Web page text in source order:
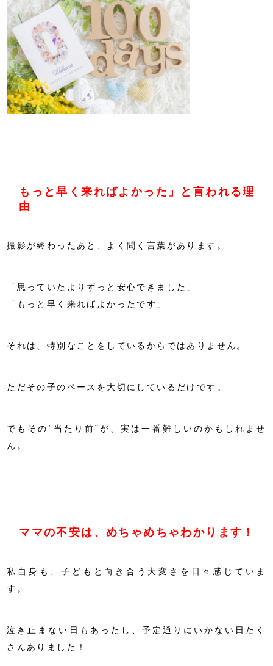
もっと早く来ればよかった」と言われる理
由
撮影が終わったあと、よく聞く言葉があります。
「思っていたよりずっと安心できました」
「もっと早く来ればよかったです」
それは、特別なことをしているからではありません。
ただその子のペースを大切にしているだけです。
でもその“当たり前”が、実は一番難しいのかもしれませ
ん。
ママの不安は、めちゃめちゃわかります！
私自身も、子どもと向き合う大変さを日々感じていま
す。
泣き止まない日もあったし、予定通りにいかない日たく
さんありました！